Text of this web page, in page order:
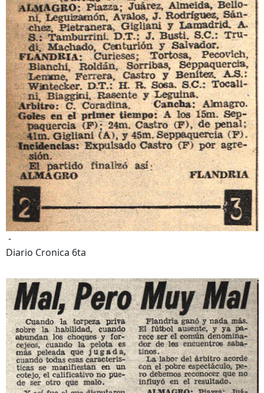
-
Diario Cronica 6ta